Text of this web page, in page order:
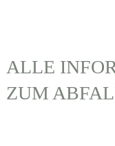
ALLE
ZUM